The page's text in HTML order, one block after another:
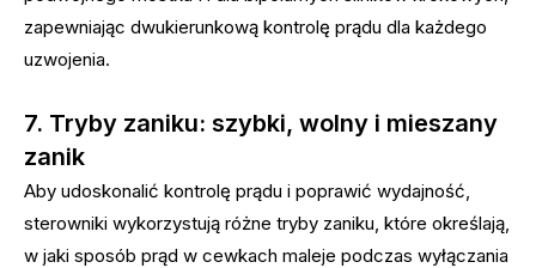
zapewniając dwukierunkową kontrolę prądu dla każdego
uzwojenia.
7. Tryby zaniku: szybki, wolny i mieszany
zanik
Aby udoskonalić kontrolę prądu i poprawić wydajność,
sterowniki wykorzystują różne tryby zaniku, które określają,
w jaki sposób prąd w cewkach maleje podczas wyłączania